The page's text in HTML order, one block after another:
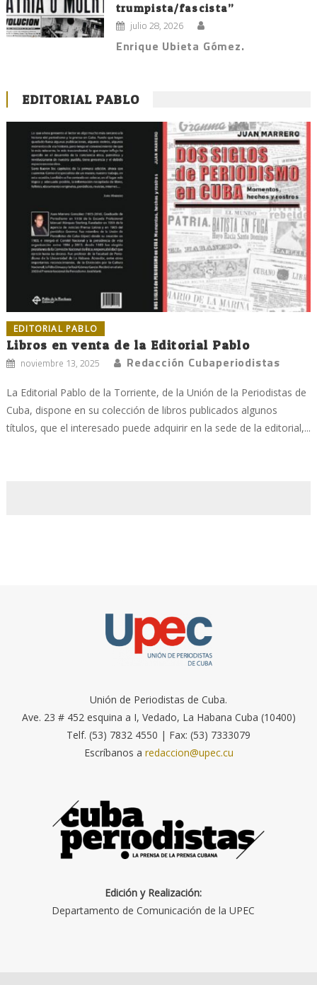
trumpista/fascista”
julio 28, 2026
Enrique Ubieta Gómez.
EDITORIAL PABLO
EDITORIAL PABLO
Libros en venta de la Editorial Pablo
noviembre 13, 2025 Redacción Cubaperiodistas
La Editorial Pablo de la Torriente, de la Unión de la Periodistas de
Cuba, dispone en su colección de libros publicados algunos
títulos, que el interesado puede adquirir en la sede de la editorial,...
Unión de Periodistas de Cuba.
Ave. 23 # 452 esquina a I, Vedado, La Habana Cuba (10400)
Telf. (53) 7832 4550 | Fax: (53) 7333079
Escríbanos a redaccion@upec.cu
Edición y Realización:
Departamento de Comunicación de la UPEC